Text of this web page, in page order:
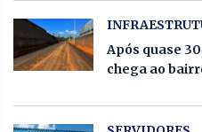
Após quase
chega ao